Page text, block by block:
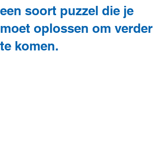
een soort puzzel die je
moet oplossen om verder
te komen.